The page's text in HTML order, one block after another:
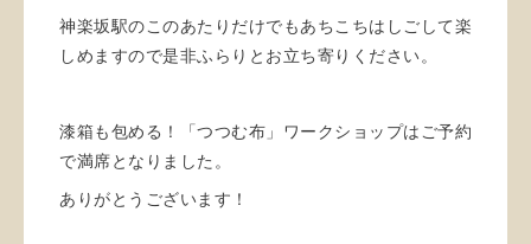
神楽坂駅のこのあたりだけでもあちこちはしごして楽
しめますので是非ふらりとお立ち寄りください。
漆箱も包める！「つつむ布」ワークショップはご予約
で満席となりました。
ありがとうございます！